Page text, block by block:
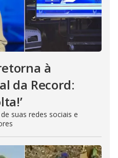
à
da Record:
suas redes sociais e